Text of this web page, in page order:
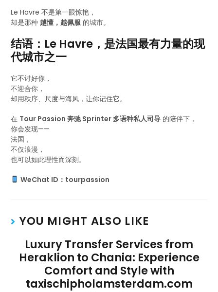
Le Havre 不是第一眼惊艳，
却是那种越懂，越佩服的城市。
结语：Le Havre，是法国最有力量的现
代城市之一
它不讨好你，
不迎合你，
却用秩序、尺度与海风，让你记住它。
在 Tour Passion 奔驰 Sprinter 多语种私人司导 的陪伴下，
你会发现——
法国，
不仅浪漫，
也可以如此理性而深刻。
WeChat ID：tourpassion
YOU MIGHT ALSO LIKE
Luxury Transfer Services from
Heraklion to Chania: Experience
Comfort and Style with
taxischipholamsterdam.com